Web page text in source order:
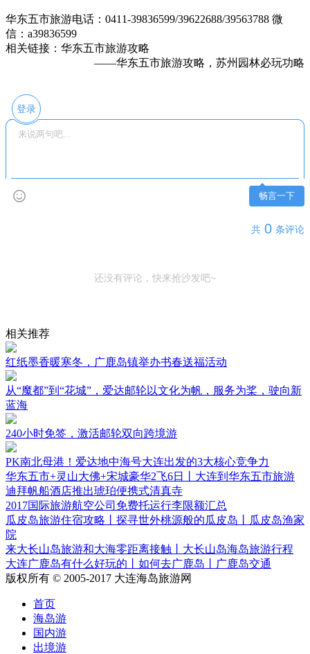
华东五市旅游电话：0411-39836599/39622688/39563788 微
信：a39836599
相关链接：华东五市旅游攻略
——华东五市旅游攻略，苏州园林必玩功略
登录
畅言一下
共 0 条评论
还没有评论，快来抢沙发吧~
相关推荐
红纸墨香暖寒冬，广鹿岛镇举办书春送福活动
从“魔都”到“花城”，爱达邮轮以文化为帆，服务为桨，驶向新
蓝海
240小时免签，激活邮轮双向跨境游
PK南北母港！爱达地中海号大连出发的3大核心竞争力
华东五市+灵山大佛+宋城豪华2飞6日丨大连到华东五市旅游
迪拜帆船酒店推出琥珀便携式清真寺
2017国际旅游航空公司免费托运行李限额汇总
瓜皮岛旅游住宿攻略丨探寻世外桃源般的瓜皮岛丨瓜皮岛渔家
院
来大长山岛旅游和大海零距离接触丨大长山岛海岛旅游行程
大连广鹿岛有什么好玩的丨如何去广鹿岛丨广鹿岛交通
版权所有 © 2005-2017 大连海岛旅游网
首页
海岛游
国内游
出境游